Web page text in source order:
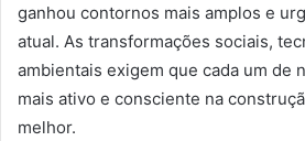
ganhou contornos mais amplos e
atual. As transformações sociais,
ambientais exigem que cada um de
mais ativo e consciente na
melhor.